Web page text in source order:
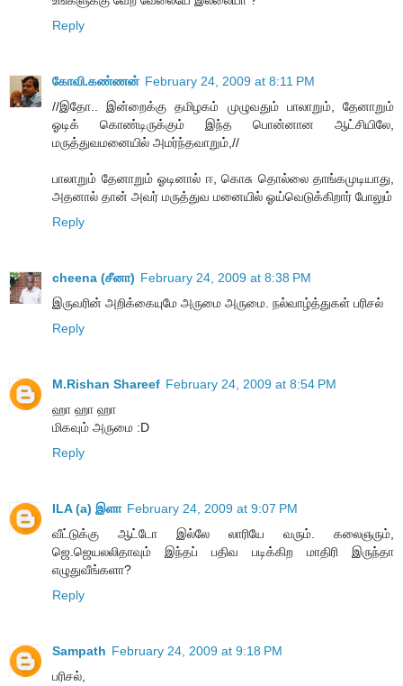
Reply
கோவி.கண்ணன் February 24, 2009 at 8:11 PM
//இதோ.. இன்றைக்கு தமிழகம் முழுவதும் பாலாறும், தேனாறும்
ஓடிக் கொண்டிருக்கும் இந்த பொன்னான ஆட்சியிலே,
மருத்துவமனையில் அமர்ந்தவாறும்,//
பாலாறும் தேனாறும் ஓடினால் ஈ, கொசு தொல்லை தாங்கமுடியாது,
அதனால் தான் அவர் மருத்துவ மனையில் ஓய்வெடுக்கிறார் போலும்
Reply
cheena (சீனா) February 24, 2009 at 8:38 PM
இருவரின் அறிக்கையுமே அருமை அருமை. நல்வாழ்த்துகள் பரிசல்
Reply
M.Rishan Shareef February 24, 2009 at 8:54 PM
ஹா ஹா ஹா
மிகவும் அருமை :D
Reply
ILA (a) இளா February 24, 2009 at 9:07 PM
வீட்டுக்கு ஆட்டோ இல்லே லாரியே வரும். கலைஞரும்,
ஜெ.ஜெயலலிதாவும் இந்தப் பதிவ படிக்கிற மாதிரி இருந்தா
எழுதுவீங்களா?
Reply
Sampath February 24, 2009 at 9:18 PM
பரிசல்,